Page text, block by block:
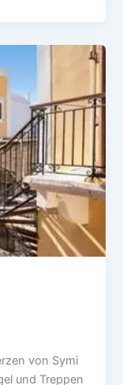
von Symi
und Treppen